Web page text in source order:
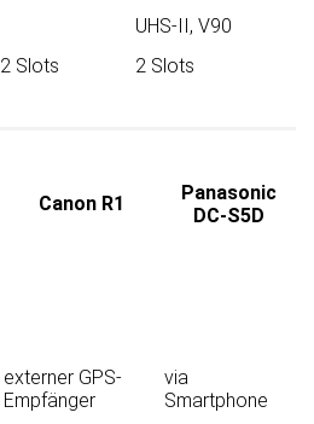
UHS-II, V90
2 Slots
2 Slots
Canon R1
Panasonic
DC-S5D
externer GPS-
Empfänger
via
Smartphone